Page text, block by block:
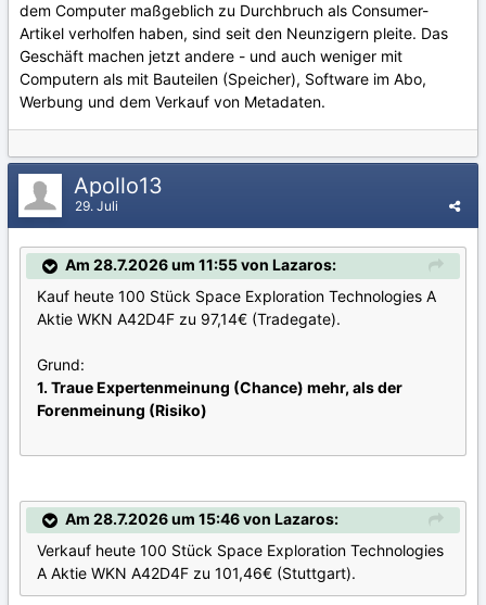
dem Computer maßgeblich zu Durchbruch als Consumer-
Artikel verholfen haben, sind seit den Neunzigern pleite. Das
Geschäft machen jetzt andere - und auch weniger mit
Computern als mit Bauteilen (Speicher), Software im Abo,
Werbung und dem Verkauf von Metadaten.
Apollo13
29. Juli
Am 28.7.2026 um 11:55 von Lazaros:
Kauf heute 100 Stück Space Exploration Technologies A
Aktie WKN A42D4F zu 97,14€ (Tradegate).
Grund:
1. Traue Expertenmeinung (Chance) mehr, als der
Forenmeinung (Risiko)
Am 28.7.2026 um 15:46 von Lazaros:
Verkauf heute 100 Stück Space Exploration Technologies
A Aktie WKN A42D4F zu 101,46€ (Stuttgart).